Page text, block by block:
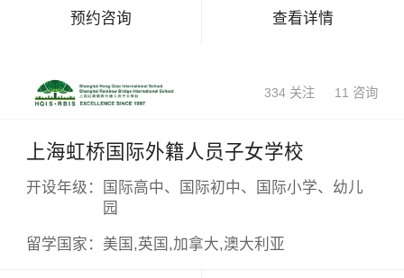
预约咨询 查看详情
334 关注 11 咨询
上海虹桥国际外籍人员子女学校
开设年级：
国际高中、国际初中、国际小学、幼儿
园
留学国家： 美国,英国,加拿大,澳大利亚